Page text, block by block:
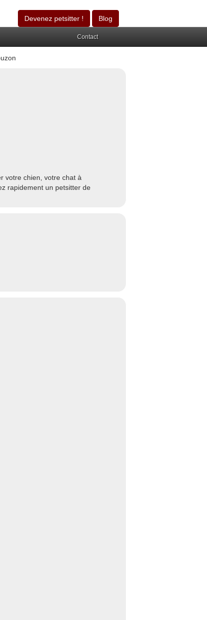
Devenez petsitter ! Blog
Contact
votre chien, votre chat à
rapidement un petsitter de